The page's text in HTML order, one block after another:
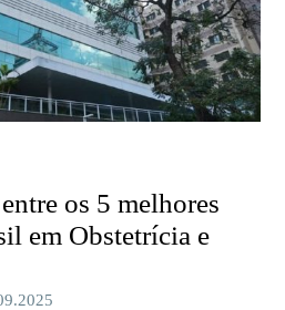
os 5 melhores
em Obstetrícia e